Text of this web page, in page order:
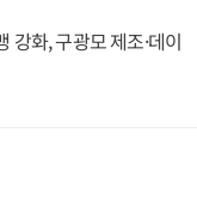
강화, 구광모 제조·데이